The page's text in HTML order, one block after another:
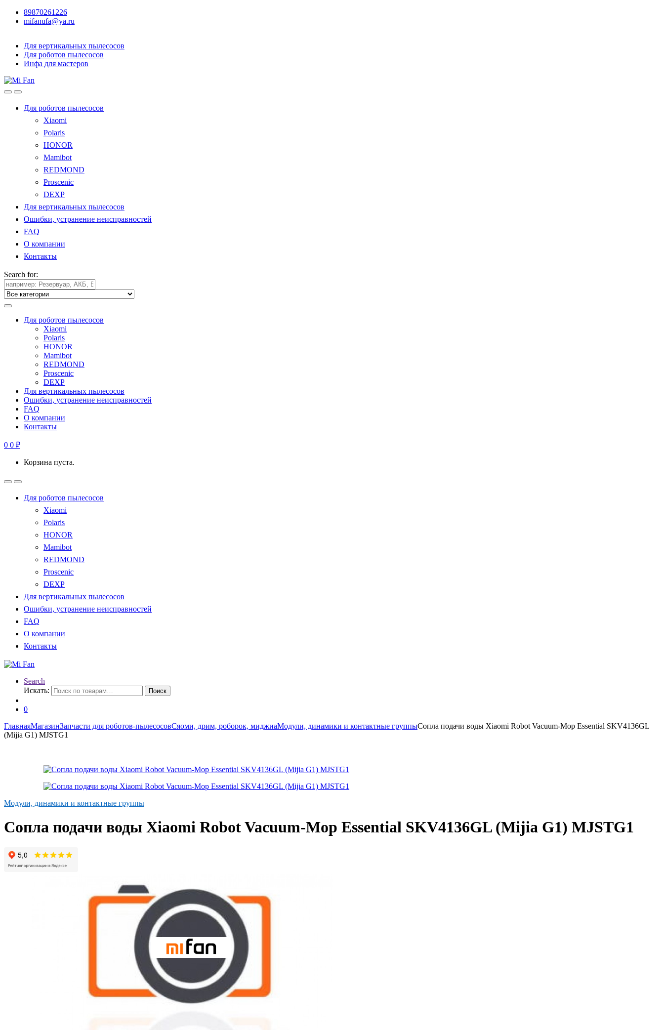
89870261226
mifanufa@ya.ru
Для вертикальных пылесосов
Для роботов пылесосов
Инфа для мастеров
Для роботов пылесосов
Xiaomi
Polaris
HONOR
Mamibot
REDMOND
Proscenic
DEXP
Для вертикальных пылесосов
Ошибки, устранение неисправностей
FAQ
О компании
Контакты
Search for:
Для роботов пылесосов
Xiaomi
Polaris
HONOR
Mamibot
REDMOND
Proscenic
DEXP
Для вертикальных пылесосов
Ошибки, устранение неисправностей
FAQ
О компании
Контакты
0 0 ₽
Корзина пуста.
Для роботов пылесосов
Xiaomi
Polaris
HONOR
Mamibot
REDMOND
Proscenic
DEXP
Для вертикальных пылесосов
Ошибки, устранение неисправностей
FAQ
О компании
Контакты
Search
Искать:
Поиск
0
ГлавнаяМагазинЗапчасти для роботов-пылесосовСяоми, дрим, роборок, миджиаМодули, динамики и контактные группыCопла подачи воды Xiaomi Robot Vacuum-Mop Essential SKV4136GL
(Mijia G1) MJSTG1
Модули, динамики и контактные группы
Cопла подачи воды Xiaomi Robot Vacuum-Mop Essential SKV4136GL (Mijia G1) MJSTG1